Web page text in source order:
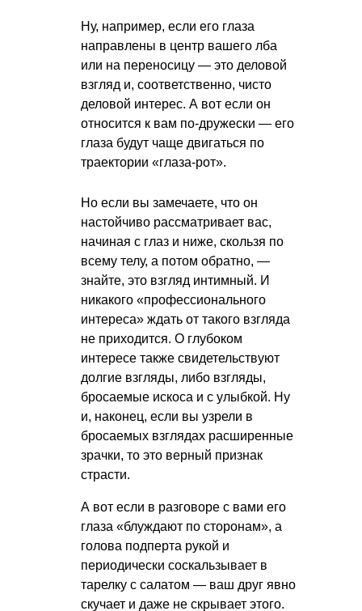
Ну, например, если его глаза
направлены в центр вашего лба
или на переносицу — это деловой
взгляд и, соответственно, чисто
деловой интерес. А вот если он
относится к вам по-дружески — его
глаза будут чаще двигаться по
траектории «глаза-рот».
Но если вы замечаете, что он
настойчиво рассматривает вас,
начиная с глаз и ниже, скользя по
всему телу, а потом обратно, —
знайте, это взгляд интимный. И
никакого «профессионального
интереса» ждать от такого взгляда
не приходится. О глубоком
интересе также свидетельствуют
долгие взгляды, либо взгляды,
бросаемые искоса и с улыбкой. Ну
и, наконец, если вы узрели в
бросаемых взглядах расширенные
зрачки, то это верный признак
страсти.
А вот если в разговоре с вами его
глаза «блуждают по сторонам», а
голова подперта рукой и
периодически соскальзывает в
тарелку с салатом — ваш друг явно
скучает и даже не скрывает этого.